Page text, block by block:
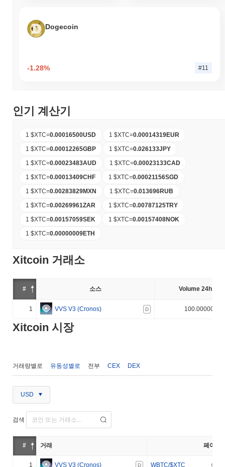
Dogecoin
-1.28% #11
인기 계산기
1 $XTC=0.00016500USD 1 $XTC=0.00014319EUR
1 $XTC=0.00012265GBP 1 $XTC=0.026133JPY
1 $XTC=0.00023483AUD 1 $XTC=0.00023133CAD
1 $XTC=0.00013409CHF 1 $XTC=0.00021156SGD
1 $XTC=0.00283829MXN 1 $XTC=0.013696RUB
1 $XTC=0.00269961ZAR 1 $XTC=0.00787125TRY
1 $XTC=0.00157059SEK 1 $XTC=0.00157408NOK
1 $XTC=0.00000009ETH
Xitcoin 거래소
# 소스 Volume 24h (%)
1 VVS V3 (Cronos) D 100.000000%
Xitcoin 시장
거래량별로 유동성별로 전부 CEX DEX
USD
검색
# 거래 페어
1 VVS V3 (Cronos) D WBTC/$XTC